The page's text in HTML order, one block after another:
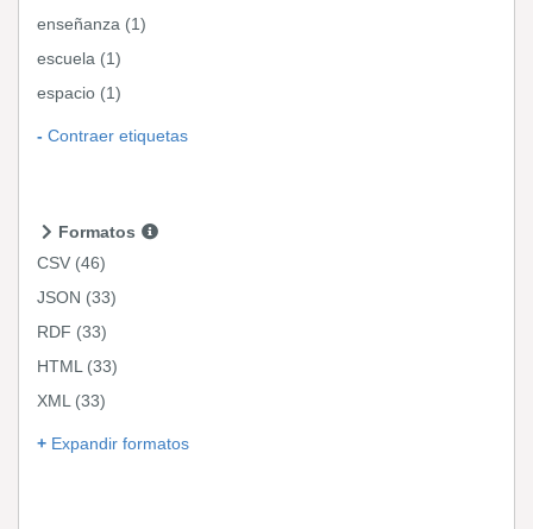
enseñanza (1)
escuela (1)
espacio (1)
Contraer etiquetas
Formatos
CSV (46)
JSON (33)
RDF (33)
HTML (33)
XML (33)
Expandir formatos